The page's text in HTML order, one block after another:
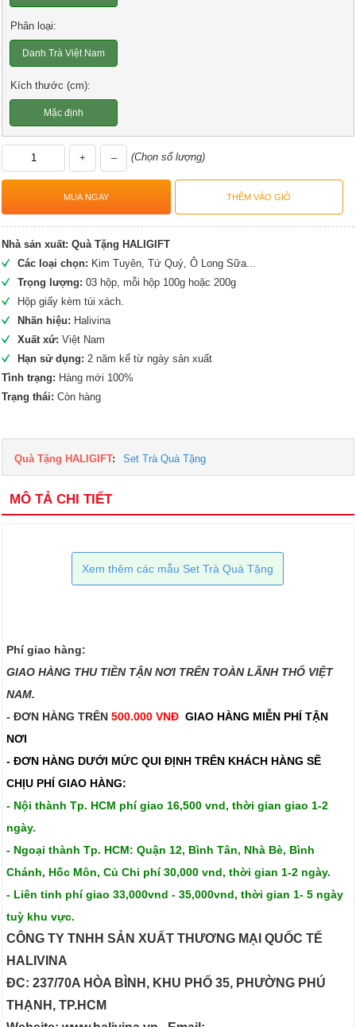
Phân loại:
Danh Trà Việt Nam
Kích thước (cm):
Mặc định
+ – (Chọn số lượng)
Nhà sản xuất: Quà Tặng HALIGIFT
Các loại chọn: Kim Tuyên, Tứ Quý, Ô Long Sữa...
Trọng lượng: 03 hộp, mỗi hộp 100g hoặc 200g
Hộp giấy kèm túi xách.
Nhãn hiệu: Halivina
Xuất xứ:Việt Nam
Hạn sử dụng: 2 năm kể từ ngày sản xuất
Tình trạng: Hàng mới 100%
Trạng thái:Còn hàng
Quà Tặng HALIGIFT: Set Trà Quà Tặng
MÔ TẢ CHI TIẾT
Xem thêm các mẫu Set Trà Quà Tặng
Phí giao hàng:
GIAO HÀNG THU TIỀN TẬN NƠI TRÊN TOÀN LÃNH THỔ VIỆT
NAM.​​
- ĐƠN HÀNG TRÊN500.000 VNĐ GIAO HÀNG MIỄN PHÍ TẬN
NƠI
- ĐƠN HÀNG DƯỚI MỨC QUI ĐỊNH TRÊN KHÁCH HÀNG SẼ
CHỊU PHÍ GIAO HÀNG:
- Nội thành Tp. HCM phí giao 16,500 vnd, thời gian giao 1-2
ngày.
- Ngoại thành Tp. HCM: Quận 12, Bình Tân, Nhà Bè, Bình
Chánh, Hốc Môn, Củ Chi phí 30,000 vnd, thời gian 1-2 ngày.
- Liên tỉnh phí giao 33,000vnd - 35,000vnd, thời gian 1- 5 ngày
tuỳ khu vực.
CÔNG TY TNHH SẢN XUẤT THƯƠNG MẠI QUỐC TẾ
HALIVINA
ĐC: 237/70A HÒA BÌNH, KHU PHỐ 35, PHƯỜNG PHÚ
THẠNH, TP.HCM